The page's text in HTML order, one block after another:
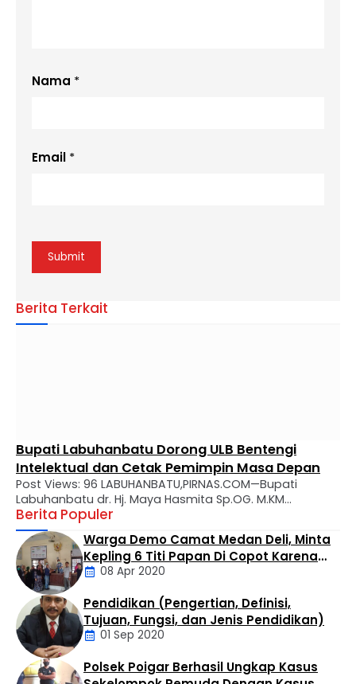
Nama *
Email *
Berita Terkait
Bupati Labuhanbatu Dorong ULB Bentengi
Intelektual dan Cetak Pemimpin Masa Depan
Post Views: 96 LABUHANBATU,PIRNAS.COM—Bupati
Labuhanbatu dr. Hj. Maya Hasmita Sp.OG. M.KM
menyampaikan apresiasi mendalam atas perjalanan
panjang Universitas Labuhanbatu (ULB) yang kini genap
berusia 28 tahun. Dalam usianya yang makin matang,
ULB diharapkan tidak hanya menjadi tempat transfer
ilmu, melainkan kawah candradimuka dalam
melahirkan generasi muda yang inovatif, kritis, dan
berkarakter. Apresiasi tersebut disampaikan Bupati …
Berita Populer
Daerah
Warga Demo Camat Medan Deli, Minta
Kepling 6 Titi Papan Di Copot Karena
Tak Perduli Sama Warganya
08 Apr 2020
Artikel
Pendidikan (Pengertian, Definisi,
Tujuan, Fungsi, dan Jenis Pendidikan)
01 Sep 2020
Polsek Poigar Berhasil Ungkap Kasus